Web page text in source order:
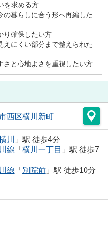
を求める方
の暮らしに合う形へ再編した
り確保したい方
えにくい部分まで整えられた
さと心地よさを重視したい方
西区横川新町
川
」駅 徒歩4分
線 「 横川一丁目 」駅 徒歩7
線 「 別院前」駅 徒歩10分